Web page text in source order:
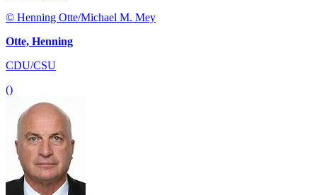
© Henning Otte/Michael M. Mey
Otte, Henning
CDU/CSU
()